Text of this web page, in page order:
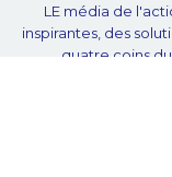
LE média de
inspirantes, des
quatre coins